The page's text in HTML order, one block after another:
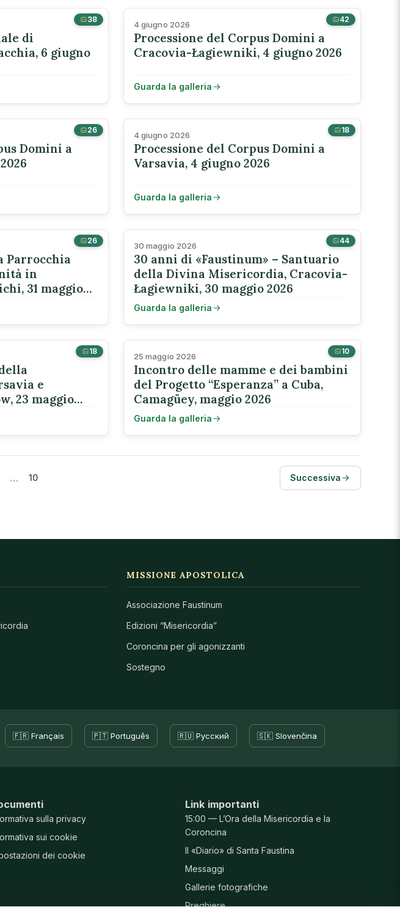
38
di
6 giugno
42
4 giugno 2026
Processione del Corpus Domini a
Cracovia-Łagiewniki, 4 giugno 2026
Guarda la galleria
26
Domini a
18
4 giugno 2026
Processione del Corpus Domini a
Varsavia, 4 giugno 2026
Guarda la galleria
26
Parrocchia
in
31 maggio
44
30 maggio 2026
30 anni di «Faustinum» – Santuario
della Divina Misericordia, Cracovia-
Łagiewniki, 30 maggio 2026
Guarda la galleria
18
e
23 maggio
10
25 maggio 2026
Incontro delle mamme e dei bambini
del Progetto “Esperanza” a Cuba,
Camagüey, maggio 2026
Guarda la galleria
… 10 Successiva
MISSIONE APOSTOLICA
Associazione Faustinum
Edizioni “Misericordia”
Coroncina per gli agonizzanti
Sostegno
🇫🇷 Français 🇵🇹 Português 🇷🇺 Русский 🇸🇰 Slovenčina
sulla privacy
sui cookie
dei cookie
Link importanti
15:00 — L’Ora della Misericordia e la
Coroncina
Il «Diario» di Santa Faustina
Messaggi
Gallerie fotografiche
Preghiere